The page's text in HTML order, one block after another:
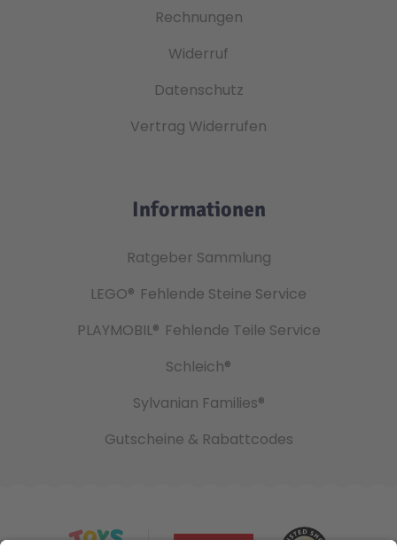
Rechnungen
Widerruf
Datenschutz
Vertrag Widerrufen
Informationen
Ratgeber Sammlung
LEGO® Fehlende Steine Service
PLAYMOBIL® Fehlende Teile Service
Schleich®
Sylvanian Families®
Gutscheine & Rabattcodes